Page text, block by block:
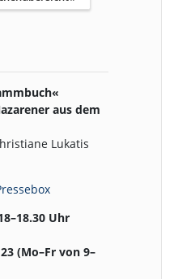
aus dem
Lukatis
Uhr
(Mo–Fr von 9–